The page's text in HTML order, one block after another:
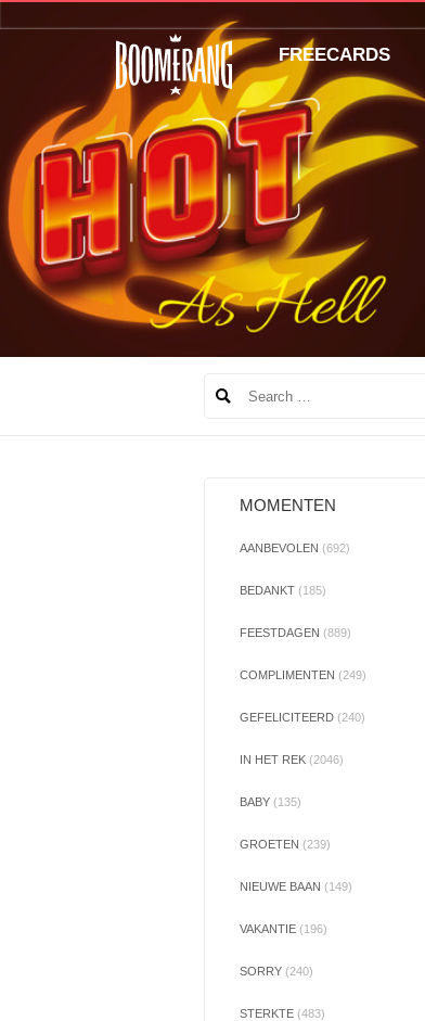
MOMENTEN
AANBEVOLEN (692)
BEDANKT (185)
FEESTDAGEN (889)
COMPLIMENTEN (249)
GEFELICITEERD (240)
IN HET REK (2046)
BABY (135)
GROETEN (239)
NIEUWE BAAN (149)
VAKANTIE (196)
SORRY (240)
STERKTE (483)
FREECARDS